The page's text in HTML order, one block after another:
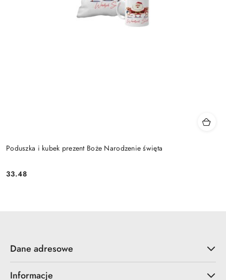
Poduszka i kubek prezent Boże Narodzenie święta
Cena:
33.48
Dane adresowe
Informacje